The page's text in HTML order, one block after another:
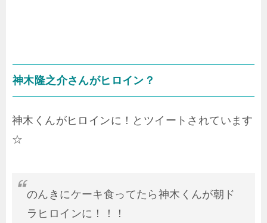
神木隆之介さんがヒロイン？
神木くんがヒロインに！とツイートされています
☆
のんきにケーキ食ってたら神木くんが朝ド
ラヒロインに！！！